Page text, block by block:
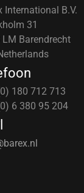
International B.V.
31
LM Barendrecht
180 712 713
6 380 95 204